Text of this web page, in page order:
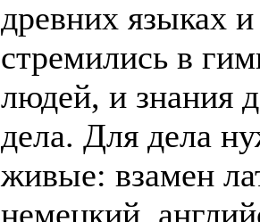
древних языках
стремились в
людей, и знания
дела. Для дела
живые: взамен
немецкий,